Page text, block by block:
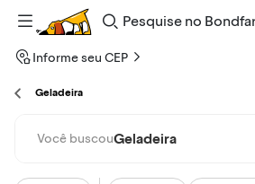
Pesquise
Bondfaro
Informe seu CEP
Geladeira
Você buscouGeladeira